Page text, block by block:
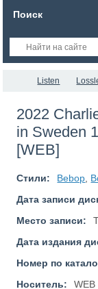
Поиск
Listen
2022
in Sweden
[WEB]
Стили: Bebop
Дата записи
Место записи:
Дата издания
Номер по
Носитель:
WEB